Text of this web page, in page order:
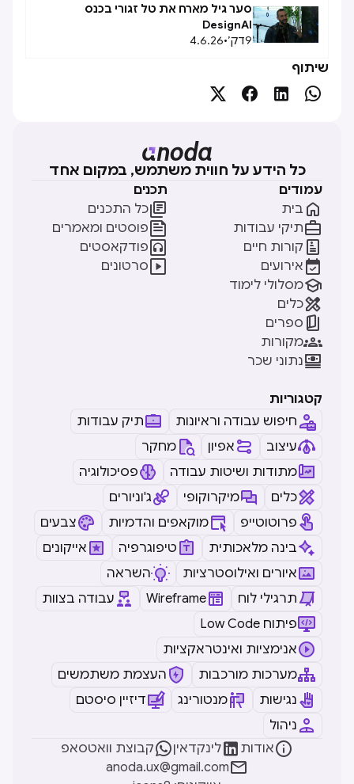
סער גיל מארח את טל זגורי בכנס
DesignAI
9דק׳•
4.6.26
שיתוף




כל הידע על חווית משתמש, במקום אחד
עמודים
בית 
תיקי עבודות
קורות חיים 
אירועים 
מסלולי לימוד
כלים
ספרים 
מקורות
נתוני שכר
תכנים
כל התכנים
פוסטים ומאמרים
פודקאסטים
סרטונים
קטגוריות
חיפוש עבודה וראיונות
תיק עבודות
עיצוב
אפיון
מחקר
מתודות ושיטות עבודה
פסיכולוגיה
כלים
מיקרוקופי
ג'וניורים
פרוטוטייפ
מוקאפים והדמיות
צבעים
בינה מלאכותית
טיפוגרפיה
אייקונים
איורים ואילוסטרציות
השראה
תרגילי לוח
Wireframe
עבודה בצוות
Low Code פיתוח
אנימציות ואינטראקציות
מערכות מורכבות
העצמת משתמשים
נגישות
מנטורינג
דיזיין סיסטם
ניהול
אודות לינקדאין קבוצת וואטסאפ
anoda.ux@gmail.com